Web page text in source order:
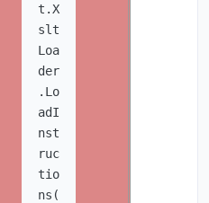
t.X
slt
Loa
der
.Lo
adI
nst
ruc
tio
ns(